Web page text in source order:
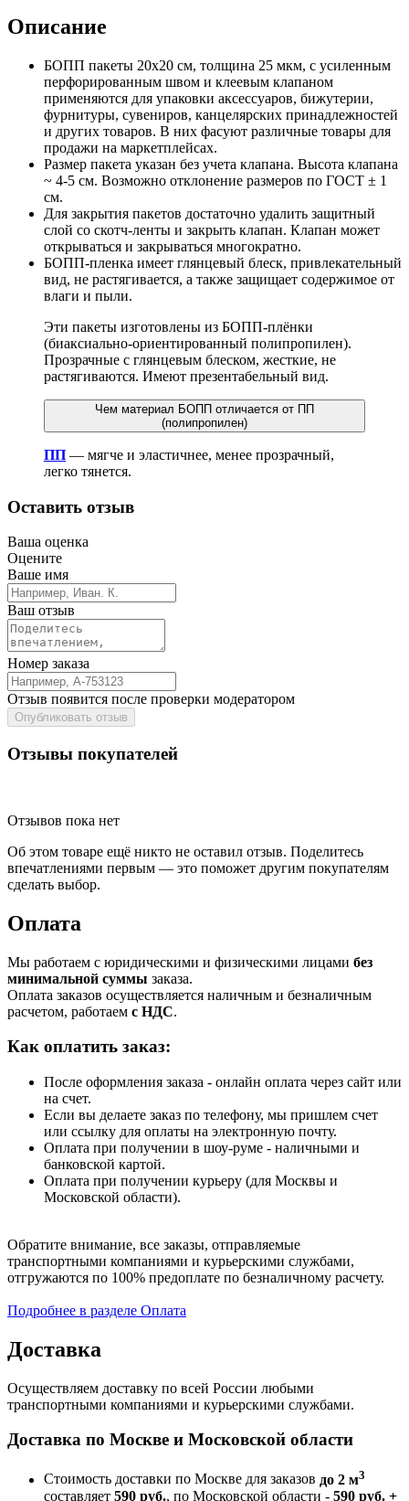
Описание
БОПП пакеты 20x20 см, толщина 25 мкм, с усиленным
перфорированным швом и клеевым клапаном
применяются для упаковки аксессуаров, бижутерии,
фурнитуры, сувениров, канцелярских принадлежностей
и других товаров. В них фасуют различные товары для
продажи на маркетплейсах.
Размер пакета указан без учета клапана. Высота клапана
~ 4-5 см. Возможно отклонение размеров по ГОСТ ± 1
см.
Для закрытия пакетов достаточно удалить защитный
слой со скотч-ленты и закрыть клапан. Клапан может
открываться и закрываться многократно.
БОПП-пленка имеет глянцевый блеск, привлекательный
вид, не растягивается, а также защищает содержимое от
влаги и пыли.
Эти пакеты изготовлены из БОПП-плёнки
(биаксиально-ориентированный полипропилен).
Прозрачные с глянцевым блеском, жесткие, не
растягиваются. Имеют презентабельный вид.
Чем материал БОПП отличается от ПП
(полипропилен)
ПП — мягче и эластичнее, менее прозрачный,
легко тянется.
Оставить отзыв
Ваша оценка
Оцените
Ваше имя
Ваш отзыв
Номер заказа
Отзыв появится после проверки модератором
Опубликовать отзыв
Отзывы покупателей
Отзывов пока нет
Об этом товаре ещё никто не оставил отзыв. Поделитесь
впечатлениями первым — это поможет другим покупателям
сделать выбор.
Оплата
Мы работаем с юридическими и физическими лицами без
минимальной суммы заказа.
Оплата заказов осуществляется наличным и безналичным
расчетом, работаем с НДС.
Как оплатить заказ:
После оформления заказа - онлайн оплата через сайт или
на счет.
Если вы делаете заказ по телефону, мы пришлем счет
или ссылку для оплаты на электронную почту.
Оплата при получении в шоу-руме - наличными и
банковской картой.
Оплата при получении курьеру (для Москвы и
Московской области).
Обратите внимание, все заказы, отправляемые
транспортными компаниями и курьерскими службами,
отгружаются по 100% предоплате по безналичному расчету.
Подробнее в разделе Оплата
Доставка
Осуществляем доставку по всей России любыми
транспортными компаниями и курьерскими службами.
Доставка по Москве и Московской области
Стоимость доставки по Москве для заказов до 2 м3
составляет 590 руб., по Московской области - 590 руб. +